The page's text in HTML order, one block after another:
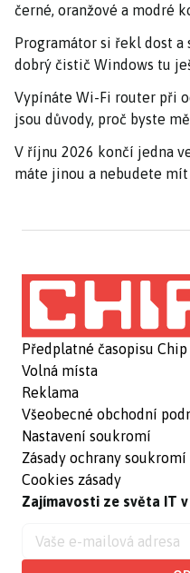
černé, oranžové a modré
Programátor si řekl dost a
dobrý čistič Windows tu
Vypínáte Wi-Fi router při
jsou důvody, proč byste
V říjnu 2026 končí jedna
máte jinou a nebudete
Předplatné časopisu Chip
Volná místa
Reklama
Všeobecné obchodní
Nastavení soukromí
Zásady ochrany soukromí
Cookies zásady
Zajímavosti ze světa IT